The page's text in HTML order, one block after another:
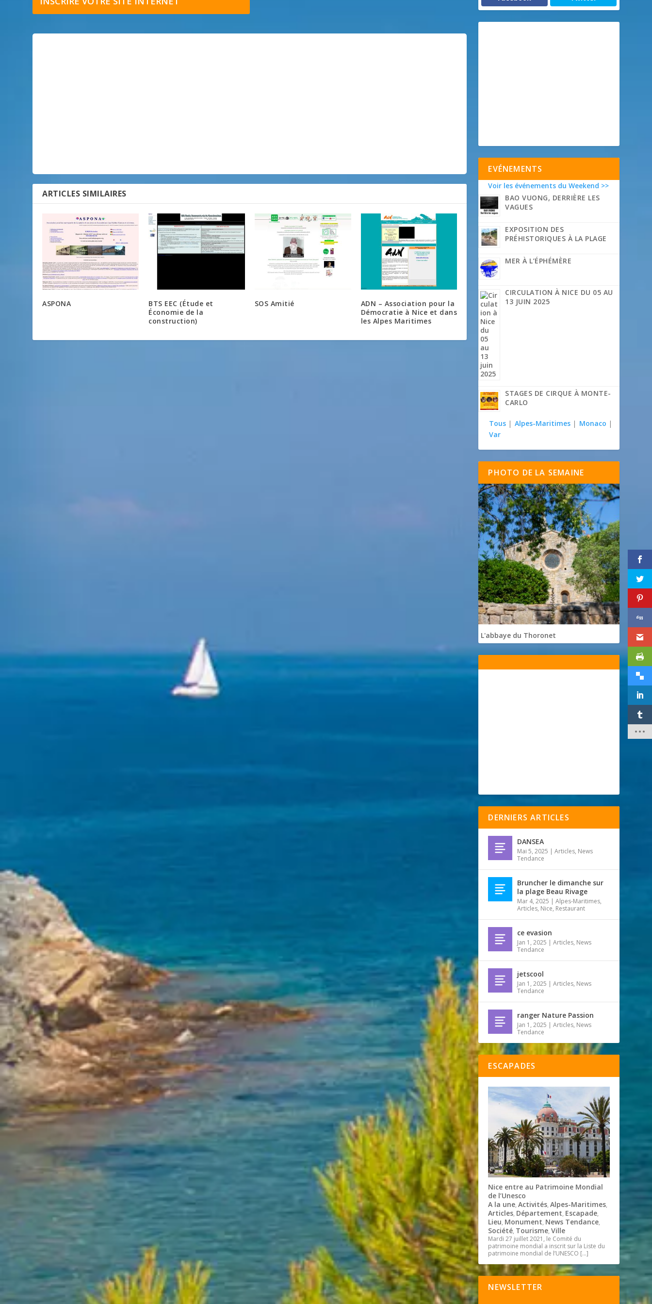
ARTICLES SIMILAIRES
ASPONA
BTS EEC (Étude et
Économie de la
construction)
SOS Amitié
ADN – Association pour la
Démocratie à Nice et dans
les Alpes Maritimes
EVÉNEMENTS
Voir les événements du Weekend >>
BAO VUONG, DERRIÈRE LES
VAGUES
EXPOSITION DES
PRÉHISTORIQUES À LA PLAGE
MER À L’ÉPHÉMÈRE
CIRCULATION À NICE DU 05 AU
13 JUIN 2025
STAGES DE CIRQUE À MONTE-
CARLO
Tous | Alpes-Maritimes | Monaco |
Var
PHOTO DE LA SEMAINE
L'abbaye du Thoronet
DERNIERS ARTICLES
DANSEA
Mai 5, 2025 |Articles, News
Tendance
Bruncher le dimanche sur
la plage Beau Rivage
Mar 4, 2025 |Alpes-Maritimes,
Articles, Nice, Restaurant
ce evasion
Jan 1, 2025 |Articles, News
Tendance
jetscool
Jan 1, 2025 |Articles, News
Tendance
ranger Nature Passion
Jan 1, 2025 |Articles, News
Tendance
ESCAPADES
Nice entre au Patrimoine Mondial
de l’Unesco
A la une,Activités,Alpes-Maritimes,
Articles, Département, Escapade,
Lieu, Monument, News Tendance,
Société, Tourisme,Ville
Mardi 27 juillet 2021, le Comité du
patrimoine mondial a inscrit sur la Liste du
patrimoine mondial de l’UNESCO […]
NEWSLETTER